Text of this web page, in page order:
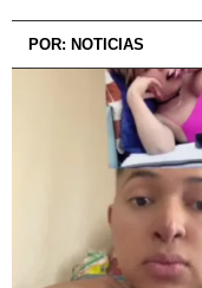
POR: NOTICIAS